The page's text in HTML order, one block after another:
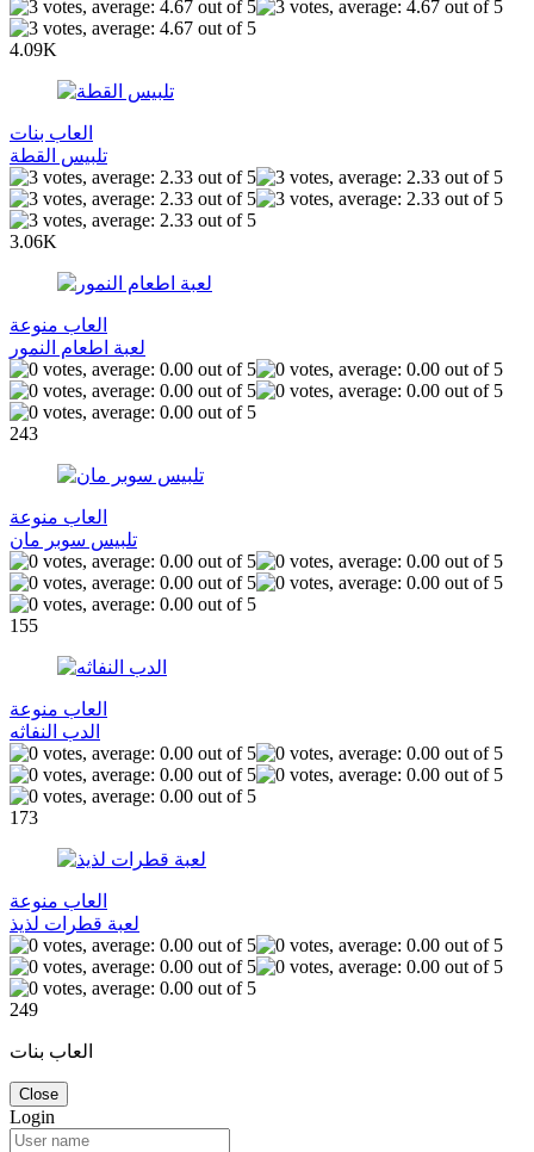
4.09K
العاب بنات
تلبيس القطة
3.06K
العاب منوعة
لعبة اطعام النمور
243
العاب منوعة
تلبيس سوبر مان
155
العاب منوعة
الدب النفاثه
173
العاب منوعة
لعبة قطرات لذيذ
249
العاب بنات
Close
Login